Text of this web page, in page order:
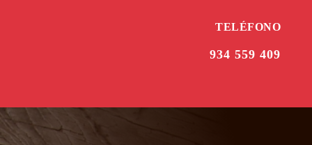
TELÉFONO
934 559 409